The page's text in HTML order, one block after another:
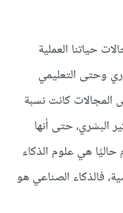
حياتنا العملية
وحتى التعليمي
المجالات كانت نسبة
البشري، حتى أنها
هي علوم الذكاء
فالذكاء الصناعي هو